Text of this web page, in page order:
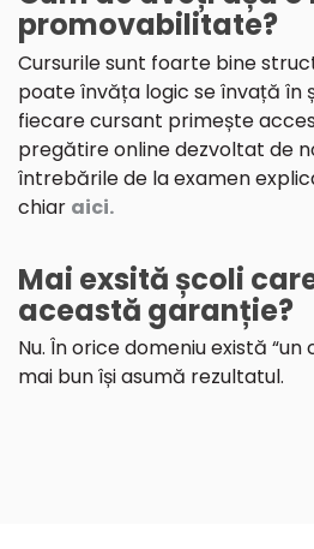
promovabilitate?
Cursurile sunt foarte bine
poate învăța logic se învață în
fiecare cursant primește
pregătire online dezvoltat de
întrebările de la examen
chiar aici.
Mai exsită școli
această garanție?
Nu. În orice domeniu există “un
mai bun își asumă rezultatul.